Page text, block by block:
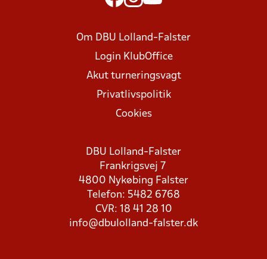
Om DBU Lolland-Falster
Login KlubOffice
Akut turneringsvagt
Privatlivspolitik
Cookies
DBU Lolland-Falster
Frankrigsvej 7
4800 Nykøbing Falster
Telefon: 5482 6768
CVR: 18 41 28 10
info@dbulolland-falster.dk